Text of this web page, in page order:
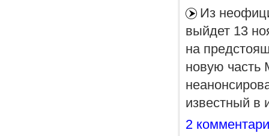
Из
выйдет 13
на
новую часть
известный в
2